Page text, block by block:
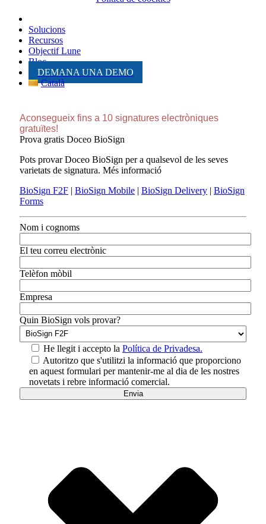
Solucions
Recursos
Objectif Lune
Bloc
DEMANA UNA DEMO
Català
Aconsegueix fins a 10 signatures electròniques
gratuïtes!
Prova gratis Doceo BioSign
Pots provar Doceo BioSign per a qualsevol de les seves
varietats de signatura. Més informació
BioSign F2F | BioSign Mobile | BioSign Delivery | BioSign
Forms
Nom i cognoms
El teu correu electrònic
Telèfon mòbil
Empresa
Quin BioSign vols provar?
He llegit i accepto la Política de Privadesa.
Autoritzo que s'utilitzi la informació que proporciono
en aquest formulari per mantenir-me al dia de les nostres
novetats i rebre informació comercial.